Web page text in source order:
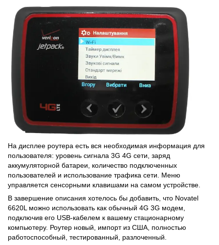
На дисплее роутера есть вся необходимая информация для
пользователя: уровень сигнала 3G 4G сети, заряд
аккумуляторной батареи, количество подключенных
пользователей и использование трафика сети. Меню
управляется сенсорными клавишами на самом устройстве.
В завершение описания хотелось бы добавить, что Novatel
6620L можно использовать как обычный 4G 3G модем,
подключив его USB-кабелем к вашему стационарному
компьютеру. Роутер новый, импорт из США, полностью
работоспособный, тестированный, разлоченный.